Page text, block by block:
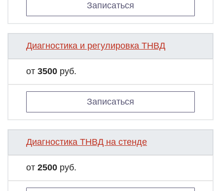
Записаться
Диагностика и регулировка ТНВД
от 3500 руб.
Записаться
Диагностика ТНВД на стенде
от 2500 руб.